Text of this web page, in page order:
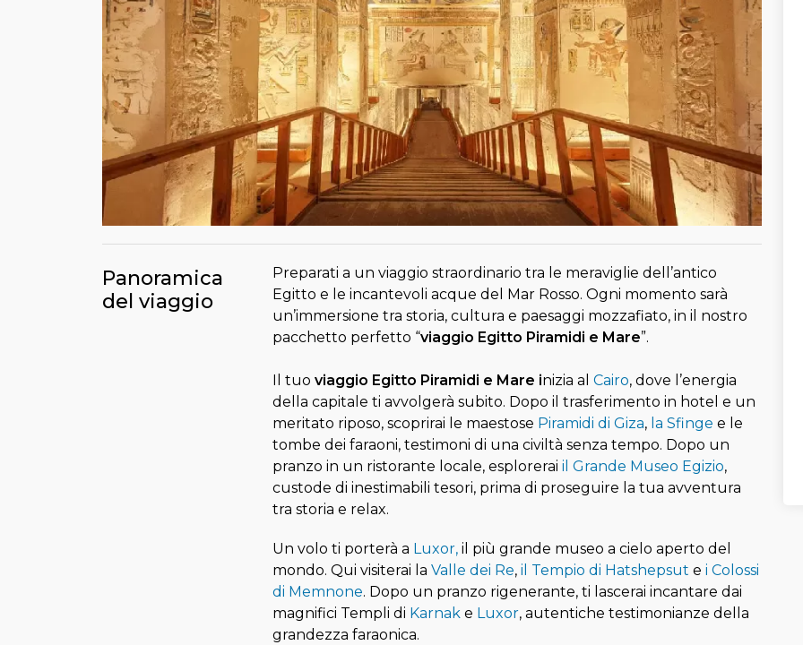
Panoramica
del viaggio
Preparati a un viaggio straordinario tra le meraviglie dell’antico
Egitto e le incantevoli acque del Mar Rosso. Ogni momento sarà
un’immersione tra storia, cultura e paesaggi mozzafiato, in il nostro
pacchetto perfetto “viaggio Egitto Piramidi e Mare”.
Il tuo viaggio Egitto Piramidi e Mare inizia al Cairo, dove l’energia
della capitale ti avvolgerà subito. Dopo il trasferimento in hotel e un
meritato riposo, scoprirai le maestose Piramidi di Giza, la Sfinge e le
tombe dei faraoni, testimoni di una civiltà senza tempo. Dopo un
pranzo in un ristorante locale, esplorerai il Grande Museo Egizio,
custode di inestimabili tesori, prima di proseguire la tua avventura
tra storia e relax.
Un volo ti porterà a Luxor, il più grande museo a cielo aperto del
mondo. Qui visiterai la Valle dei Re, il Tempio di Hatshepsut e i Colossi
di Memnone. Dopo un pranzo rigenerante, ti lascerai incantare dai
magnifici Templi di Karnak e Luxor, autentiche testimonianze della
grandezza faraonica.